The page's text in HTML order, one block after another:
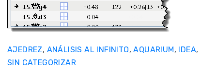
AJEDREZ, ANÁLISIS AL INFINITO,AQUARIUM, IDEA,
SIN CATEGORIZAR